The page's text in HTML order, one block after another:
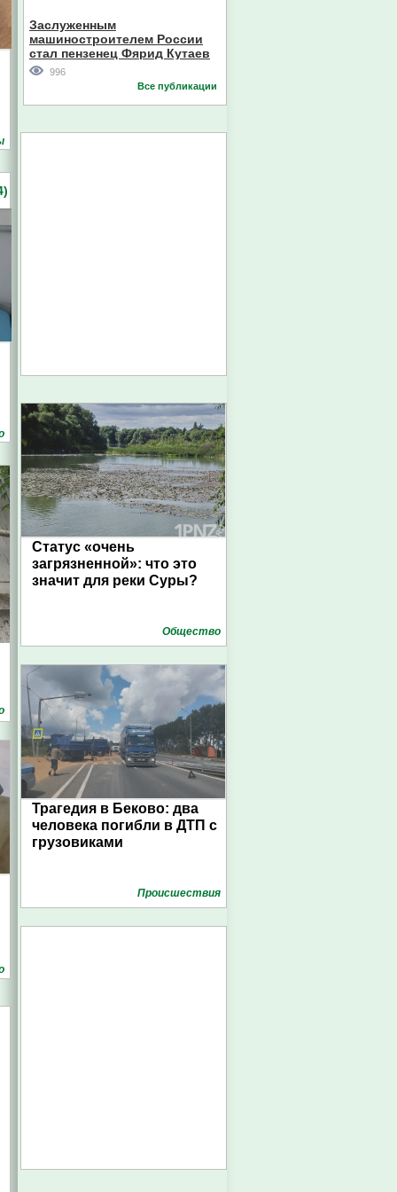
Заслуженным
машиностроителем России
стал пензенец Фярид Кутаев
996
Все публикации
Статус «очень
загрязненной»: что это
значит для реки Суры?
Общество
Трагедия в Беково: два
человека погибли в ДТП с
грузовиками
Проиcшествия